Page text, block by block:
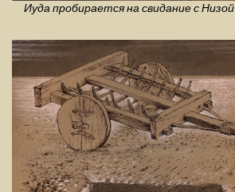
Иуда пробирается на свидание с Низой